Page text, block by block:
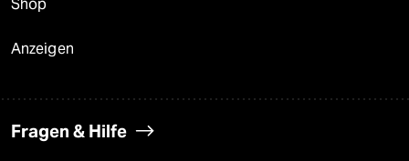
Shop
Anzeigen
Fragen & Hilfe